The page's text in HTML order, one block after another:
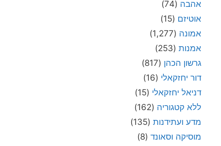
אהבה (74)
אוטיזם (15)
אמונה (1,277)
אמנות (253)
גרשון הכהן (817)
דור יחזקאלי (16)
דניאל יחזקאלי (15)
ללא קטגוריה (162)
מדע ועתידנות (135)
מוסיקה וסאונד (8)